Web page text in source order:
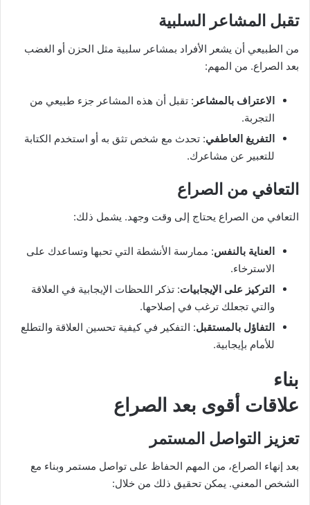
تقبل المشاعر السلبية
من الطبيعي أن يشعر الأفراد بمشاعر سلبية مثل الحزن أو الغضب
بعد الصراع. من المهم:
الاعتراف بالمشاعر : تقبل أن هذه المشاعر جزء طبيعي من
التجربة.
التفريغ العاطفي: تحدث مع شخص تثق به أو استخدم الكتابة
للتعبير عن مشاعرك.
التعافي من الصراع
التعافي من الصراع يحتاج إلى وقت وجهد. يشمل ذلك:
العناية بالنفس: ممارسة الأنشطة التي تحبها وتساعدك على
الاسترخاء.
التركيز على الإيجابيات: تذكر اللحظات الإيجابية في العلاقة
والتي تجعلك ترغب في إصلاحها.
التفاؤل بالمستقبل: التفكير في كيفية تحسين العلاقة والتطلع
للأمام بإيجابية.
بناء
علاقات أقوى بعد الصراع
تعزيز التواصل المستمر
بعد إنهاء الصراع، من المهم الحفاظ على تواصل مستمر وبناء مع
الشخص المعني. يمكن تحقيق ذلك من خلال: